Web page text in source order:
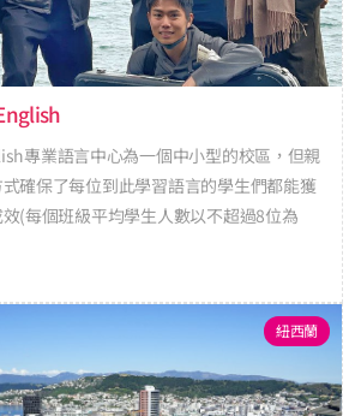
專業語言中心為一個中小型的校區，但親
確保了每位到此學習語言的學生們都能獲
(每個班級平均學生人數以不超過8位為
紐西蘭